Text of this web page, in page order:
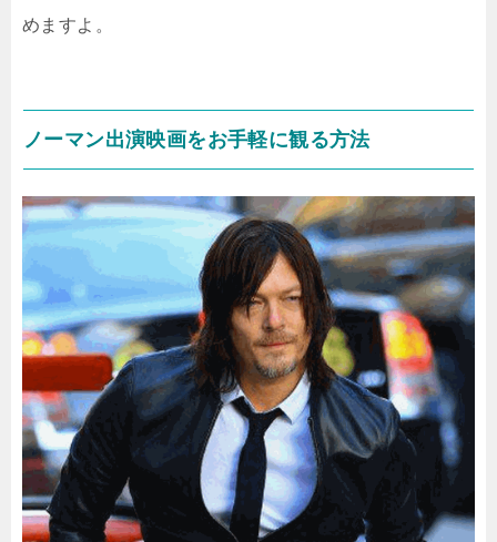
めますよ。
ノーマン出演映画をお手軽に観る方法